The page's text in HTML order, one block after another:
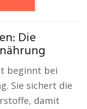
Die
beginnt bei
Sie sichert die
damit